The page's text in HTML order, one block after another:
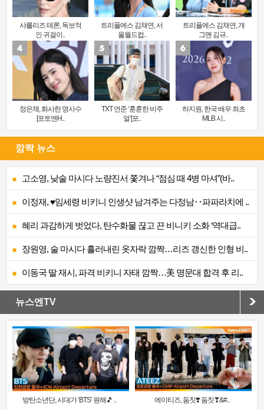
샤를리즈 테론, 독보적
인 귀걸이..
트리플에스 김채연, 서
울월드컵..
트리플에스 김채연, 개
그맨 김규..
정은채, 화사한 명사수
[포토엔H..
TXT 연준 ‘훈훈한 비주
얼’[포..
하지원, 한국 배우 최초
MLB 시..
깜짝 뉴스
고소영, 낮술 마시다 노량진서 쫓겨나 “점심 때 4병 마셔”(바..
이정재, ♥임세령 비키니 인생샷 남겨주는 다정남‥파파라치에 ..
혜리 과감하게 벗었다, 탄수화물 끊고 끈 비니키 소화 ‘역대급..
장원영, 술 마시다 흘러내린 옷자락 깜짝…리즈 갱신한 인형 비..
이동국 딸 재시, 파격 비키니 자태 깜짝…美 명문대 합격 후 리..
뉴스엔TV
방탄소년단, 시대가 ‘BTS’ 원해🎵 .. 에이티즈, 둠칫❣️ 둠칫❣&#..